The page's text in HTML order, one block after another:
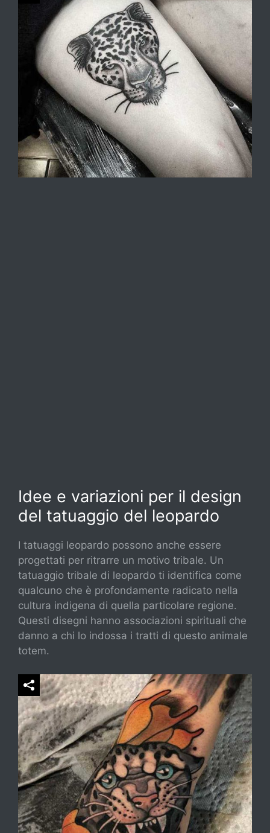
Idee e variazioni per il design
del tatuaggio del leopardo
I tatuaggi leopardo possono anche essere
progettati per ritrarre un motivo tribale. Un
tatuaggio tribale di leopardo ti identifica come
qualcuno che è profondamente radicato nella
cultura indigena di quella particolare regione.
Questi disegni hanno associazioni spirituali che
danno a chi lo indossa i tratti di questo animale
totem.